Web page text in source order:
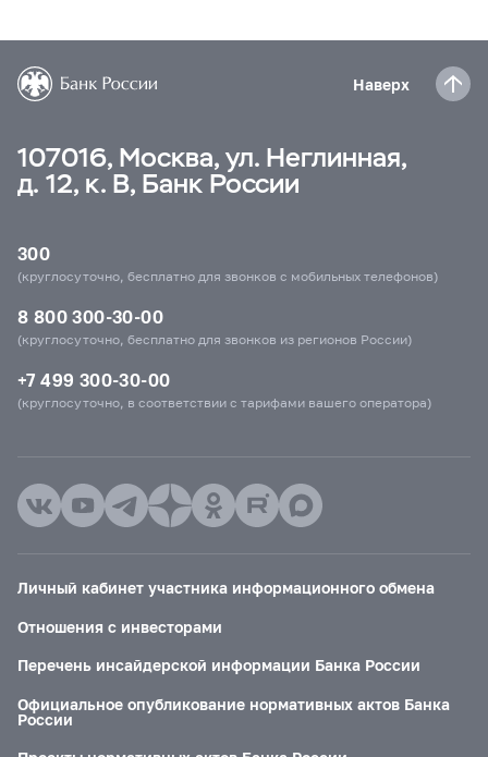
Наверх
107016, Москва, ул. Неглинная,
д. 12, к. В, Банк России
300
(круглосуточно, бесплатно для звонков с мобильных телефонов)
8 800 300-30-00
(круглосуточно, бесплатно для звонков из регионов России)
+7 499 300-30-00
(круглосуточно, в соответствии с тарифами вашего оператора)
Личный кабинет участника информационного обмена
Отношения с инвесторами
Перечень инсайдерской информации Банка России
Официальное опубликование нормативных актов Банка
России